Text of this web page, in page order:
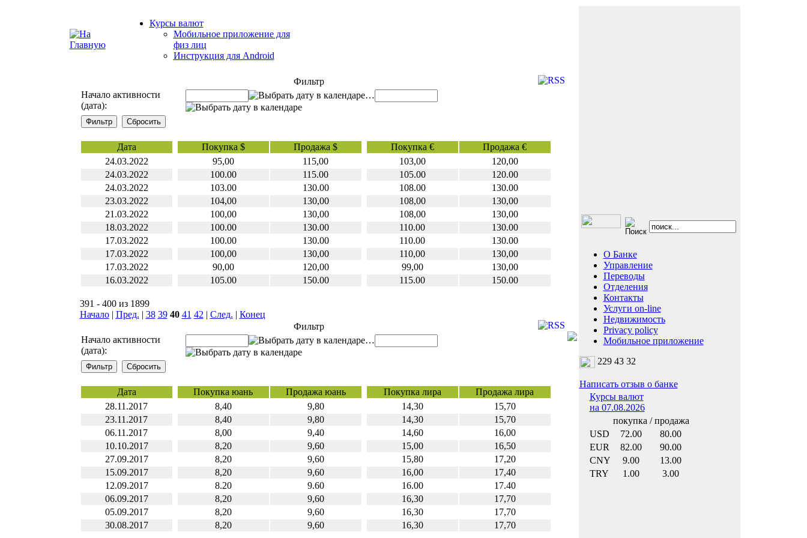
Курсы валют
Мобильное приложение для
физ лиц
Инструкция для Android
О Банке
Управление
Переводы
Отделения
Контакты
Услуги on-line
Недвижимость
Privacy policy
Мобильное приложение
229 43 32
Написать отзыв о банке
Курсы валют
на 07.08.2026
покупка / продажа
USD
72.00
80.00
EUR
82.00
90.00
CNY
9.00
13.00
TRY
1.00 3.00
Фильтр
Начало активности
(дата):
…
Дата Покупка $ Продажа $ Покупка €
Продажа €
24.03.2022
95,00 115,00 103,00
120,00
24.03.2022
100.00 115.00 105.00
120.00
24.03.2022
103.00 130.00 108.00
130.00
23.03.2022
104,00 130,00 108,00
130,00
21.03.2022
100,00 130,00 108,00
130,00
18.03.2022
100.00 130.00 110.00
130.00
17.03.2022
100.00 130.00 110.00
130.00
17.03.2022
100,00 130,00 110,00
130,00
17.03.2022
90,00 120,00 99,00
130,00
16.03.2022
105.00 150.00 115.00 150.00
391 - 400 из 1899
Начало| Пред. | 38 39 40 41 42 | След. | Конец
Фильтр
Начало активности
(дата):
…
Дата Покупка юань Продажа юань Покупка лира
Продажа лира
28.11.2017
8,40 9,80 14,30
15,70
23.11.2017
8,40 9,80 14,30
15,70
06.11.2017
8,00 9,40 14,60
16,00
10.10.2017
8,20 9,60 15,00
16,50
27.09.2017
8,20 9,60 15,80
17,20
15.09.2017
8,20 9,60 16,00
17,40
12.09.2017
8.20 9.60 16.00
17.40
06.09.2017
8,20 9,60 16,30
17,70
05.09.2017
8,20 9,60 16,30
17,70
30.08.2017
8,20 9,60 16,30 17,70